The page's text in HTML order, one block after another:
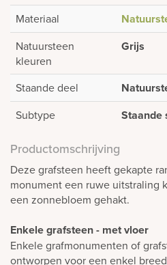
Materiaal
Natuursteen
kleuren
Grijs
Staande deel
Subtype Staande
Productomschrijving
Deze grafsteen heeft gekapte
monument een ruwe uitstraling
een zonnebloem gehakt.
Enkele grafsteen - met vloer
Enkele grafmonumenten of
ontworpen voor een enkel